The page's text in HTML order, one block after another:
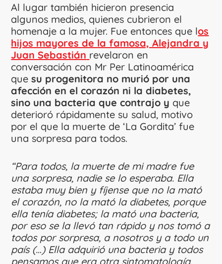
Al lugar también hicieron presencia
algunos medios, quienes cubrieron el
homenaje a la mujer. Fue entonces que los
hijos mayores de la famosa, Alejandra y
Juan Sebastián revelaron en
conversación con Mr Per Latinoamérica
quesu progenitora no murió por una
afección en el corazón ni la diabetes,
sino una bacteria que contrajo y que
deterioró rápidamente su salud, motivo
por el que la muerte de ‘La Gordita’ fue
una sorpresa para todos.
“Para todos, la muerte de mi madre fue
una sorpresa, nadie se lo esperaba. Ella
estaba muy bien y fíjense que no la mató
el corazón, no la mató la diabetes, porque
ella tenía diabetes; la mató una bacteria,
por eso se la llevó tan rápido y nos tomó a
todos por sorpresa, a nosotros y a todo un
país (…) Ella adquirió una bacteria y todos
pensamos que era otra sintomatología.